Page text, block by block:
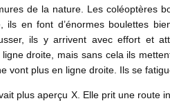
de la nature. Les coléoptères
ils en font d’énormes boulettes
ils y arrivent avec effort et
droite, mais sans cela ils
vont plus en ligne droite. Ils se
plus aperçu X. Elle prit une route